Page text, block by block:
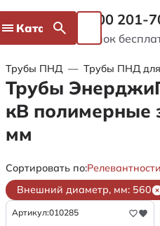
Каталог 8 800 201-
Звонок
Трубы ПНД — Трубы ПНД
Трубы
кВ полимерные
мм
Сортировать по:Релевантности
Внешний диаметр, мм: 560
Артикул:010285